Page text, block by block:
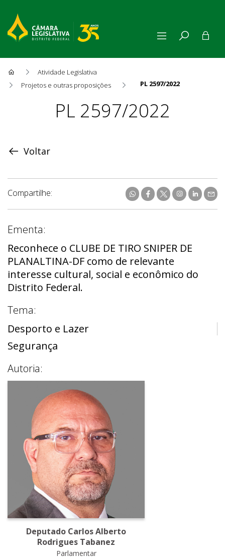
Atividade Legislativa
Projetos e outras proposições
PL 2597/2022
ProposiçãoPL 2597/2022
Voltar
Compartilhe:
Ementa:
Reconhece o CLUBE DE TIRO SNIPER DE
PLANALTINA-DF como de relevante
interesse cultural, social e econômico do
Distrito Federal.
Tema:
Desporto e Lazer
Segurança
Autoria:
Deputado Carlos Alberto
Rodrigues Tabanez
Parlamentar